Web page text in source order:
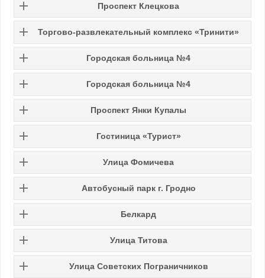
Проспект Клецкова
Торгово-развлекательный комплекс «Тринити»
Городская больница №4
Городская больница №4
Проспект Янки Купалы
Гостиница «Турист»
Улица Фомичева
Автобусный парк г. Гродно
Белкард
Улица Титова
Улица Советских Пограничников